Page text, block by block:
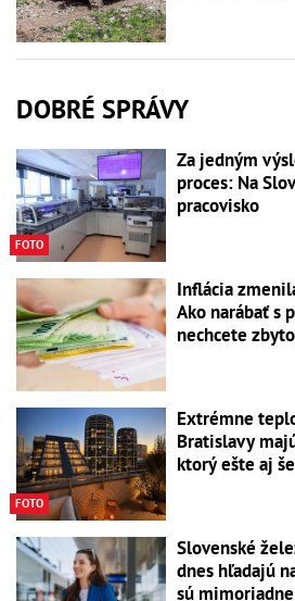
DOBRÉ SPRÁVY
FOTO
Za jedným
proces: Na
pracovisko
Inflácia
Ako narábať s
nechcete
FOTO
Extrémne
Bratislavy
ktorý ešte aj
Slovenské
dnes hľadajú
sú